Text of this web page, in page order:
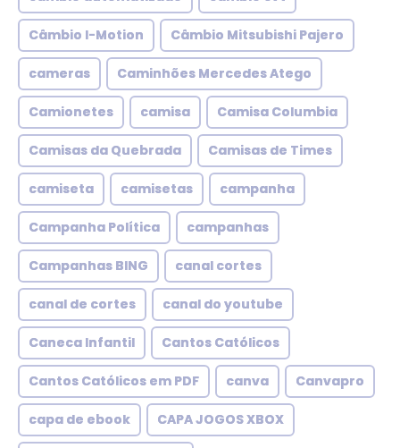
Câmbio I-Motion Câmbio Mitsubishi Pajero
cameras Caminhões Mercedes Atego
Camionetes camisa Camisa Columbia
Camisas da Quebrada Camisas de Times
camiseta camisetas campanha
Campanha Política campanhas
Campanhas BING canal cortes
canal de cortes canal do youtube
Caneca Infantil Cantos Católicos
Cantos Católicos em PDF canva Canvapro
capa de ebook CAPA JOGOS XBOX